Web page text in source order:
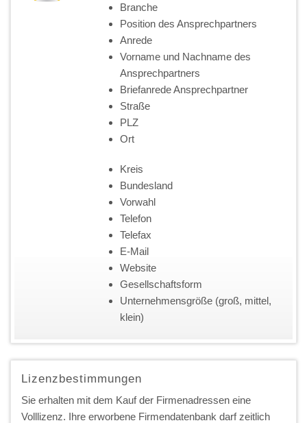
Branche
Position des Ansprechpartners
Anrede
Vorname und Nachname des
Ansprechpartners
Briefanrede Ansprechpartner
Straße
PLZ
Ort
Kreis
Bundesland
Vorwahl
Telefon
Telefax
E-Mail
Website
Gesellschaftsform
Unternehmensgröße (groß, mittel,
klein)
Lizenzbestimmungen
Sie erhalten mit dem Kauf der Firmenadressen eine
Volllizenz. Ihre erworbene Firmendatenbank darf zeitlich